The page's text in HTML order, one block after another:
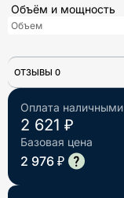
Оплата наличными
2 621 ₽
Базовая цена
2 976 ₽
Объём и мощность
Объем
ОТЗЫВЫ 0